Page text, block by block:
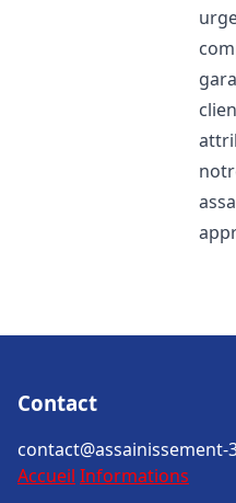
Contact
contact@assainissement-
Accueil Informations